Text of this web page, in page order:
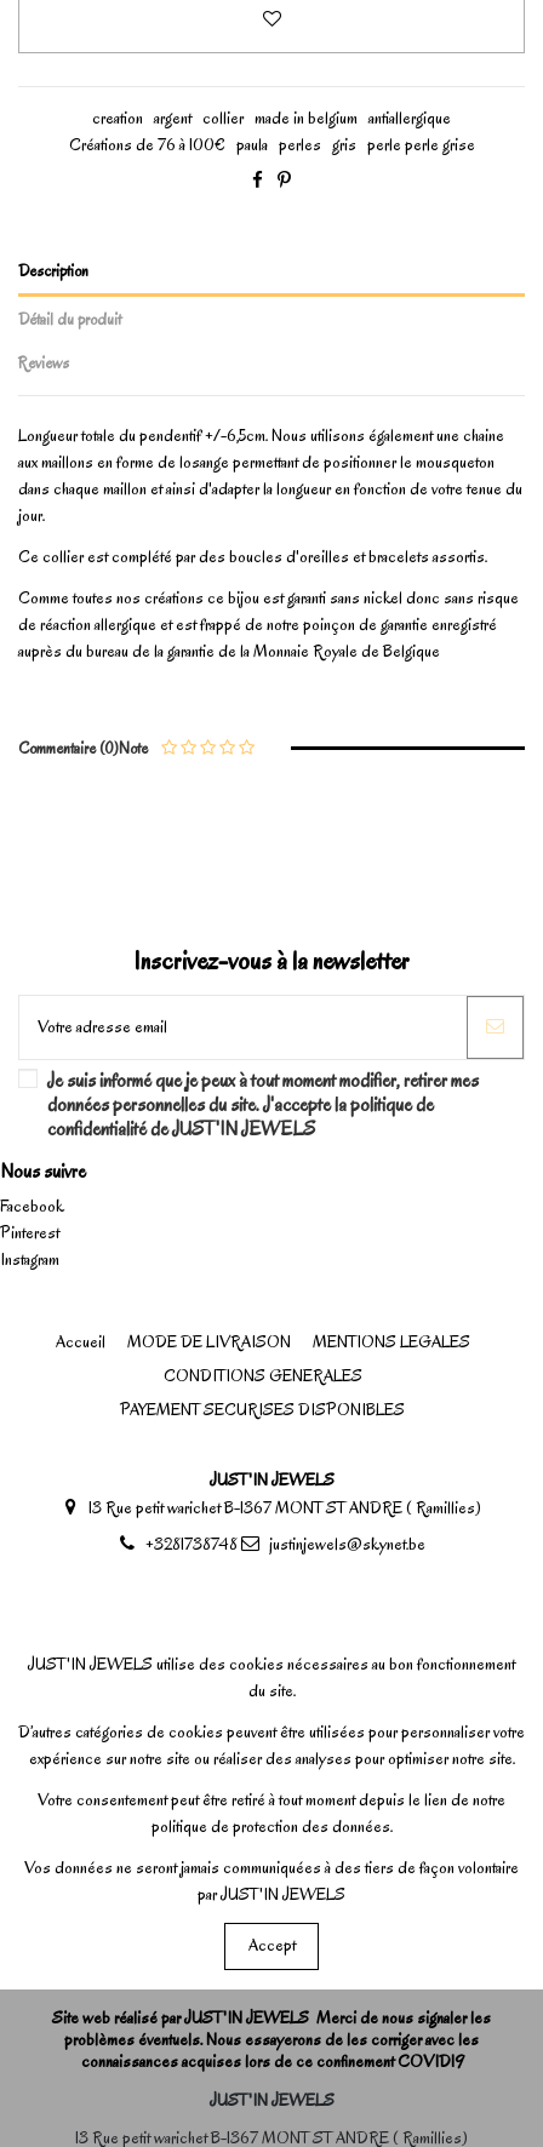
creation argent collier made in belgium antiallergique
Créations de 76 à 100€ paula perles gris perle perle grise
Description
Détail du produit
Reviews
Longueur totale du pendentif +/-6,5cm. Nous utilisons également une chaine
aux maillons en forme de losange permettant de positionner le mousqueton
dans chaque maillon et ainsi d'adapter la longueur en fonction de votre tenue du
jour.
Ce collier est complété par des boucles d'oreilles et bracelets assortis.
Comme toutes nos créations ce bijou est garanti sans nickel donc sans risque
de réaction allergique et est frappé de notre poinçon de garantie enregistré
auprès du bureau de la garantie de la Monnaie Royale de Belgique
Marque
Note
Commentaire (0)
Inscrivez-vous à la newsletter
Je suis informé que je peux à tout moment modifier, retirer mes
données personnelles du site. J'accepte la politique de
confidentialité de JUST'IN JEWELS
Nous suivre
Facebook
Pinterest
Instagram
Accueil MODE DE LIVRAISON
MENTIONS LEGALES
CONDITIONS GENERALES
PAYEMENT SECURISES DISPONIBLES
JUST'IN JEWELS
13 Rue petit warichet B-1367 MONT ST ANDRE ( Ramillies)
+3281738748
justinjewels@skynet.be
JUST'IN JEWELS utilise des cookies nécessaires au bon fonctionnement
du site.
D’autres catégories de cookies peuvent être utilisées pour personnaliser votre
expérience sur notre site ou réaliser des analyses pour optimiser notre site.
Votre consentement peut être retiré à tout moment depuis le lien de notre
politique de protection des données.
Vos données ne seront jamais communiquées à des tiers de façon volontaire
par JUST'IN JEWELS
Accept
Site web réalisé par JUST'IN JEWELS Merci de nous signaler les
problèmes éventuels. Nous essayerons de les corriger avec les
connaissances acquises lors de ce confinement COVID19
JUST'IN JEWELS
13 Rue petit warichet B-1367 MONT ST ANDRE ( Ramillies)